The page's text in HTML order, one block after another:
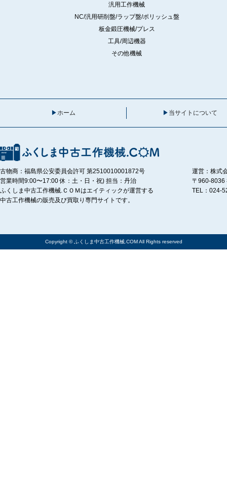
汎用工作機械
NC/汎用研削盤/ラップ盤/ポリッシュ盤
板金鍛圧機械/プレス
工具/周辺機器
その他機械
ホーム 当サイトについて
古物商：福島県公安委員会許可 第2510010001872号
営業時間9:00〜17:00 休：土・日・祝) 担当：丹治
ふくしま中古工作機械.ＣＯＭはエイティックが運営する
中古工作機械の販売及び買取り専門サイトです。
運営：株式
〒960-8036
TEL：024-
Copyright © ふくしま中古工作機械.COM All Rights reserved